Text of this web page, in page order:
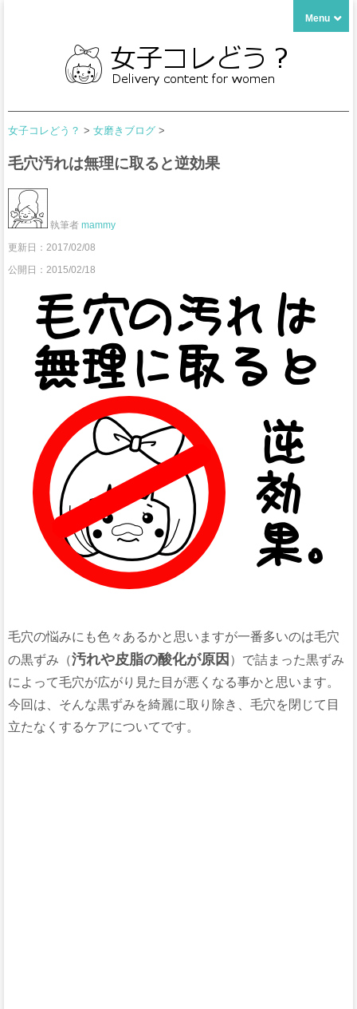
Menu
女子コレどう？ > 女磨きブログ >
毛穴汚れは無理に取ると逆効果
執筆者 mammy
更新日： 2017/02/08
公開日：2015/02/18
毛穴の悩みにも色々あるかと思いますが一番多いのは毛穴
の黒ずみ（汚れや皮脂の酸化が原因 ）で詰まった黒ずみ
によって毛穴が広がり見た目が悪くなる事かと思います。
今回は、そんな黒ずみを綺麗に取り除き、毛穴を閉じて目
立たなくするケアについてです。